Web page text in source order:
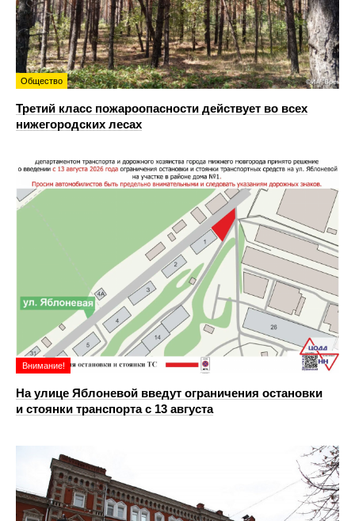
Общество
Третий класс пожароопасности действует во всех
нижегородских лесах
Внимание!
На улице Яблоневой введут ограничения остановки
и стоянки транспорта с 13 августа